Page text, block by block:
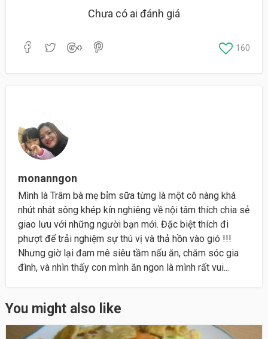
Chưa có ai đánh giá
160
monanngon
Mình là Trâm bà mẹ bỉm sữa từng là một cô nàng khá
nhút nhát sông khép kín nghiêng về nội tâm thích chia sẻ
giao lưu với những người bạn mới. Đặc biệt thích đi
phượt để trải nghiệm sự thú vị và thả hồn vào gió !!!
Nhưng giờ lại đam mê siêu tầm nấu ăn, chăm sóc gia
đình, và nhìn thấy con mình ăn ngon là mình rất vui...
You might also like